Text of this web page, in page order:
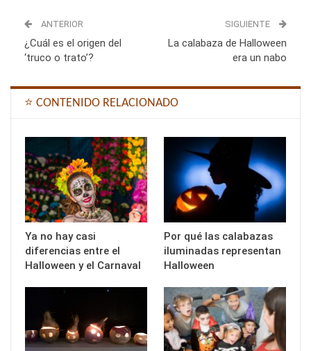
ANTERIOR
¿Cuál es el origen del
‘truco o trato’?
SIGUIENTE
La calabaza de Halloween
era un nabo
⭐ CONTENIDO RELACIONADO
Ya no hay casi
diferencias entre el
Halloween y el Carnaval
Por qué las calabazas
iluminadas representan
Halloween